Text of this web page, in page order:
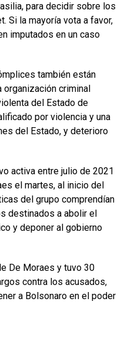
para decidir sobre los
Si la mayoría vota a favor,
imputados en un caso
también están
criminal
del Estado de
por violencia y una
del Estado, y deterioro
activa entre julio de 2021
el martes, al inicio del
del grupo comprendían
destinados a abolir el
y deponer al gobierno
De Moraes y tuvo 30
contra los acusados,
a Bolsonaro en el poder